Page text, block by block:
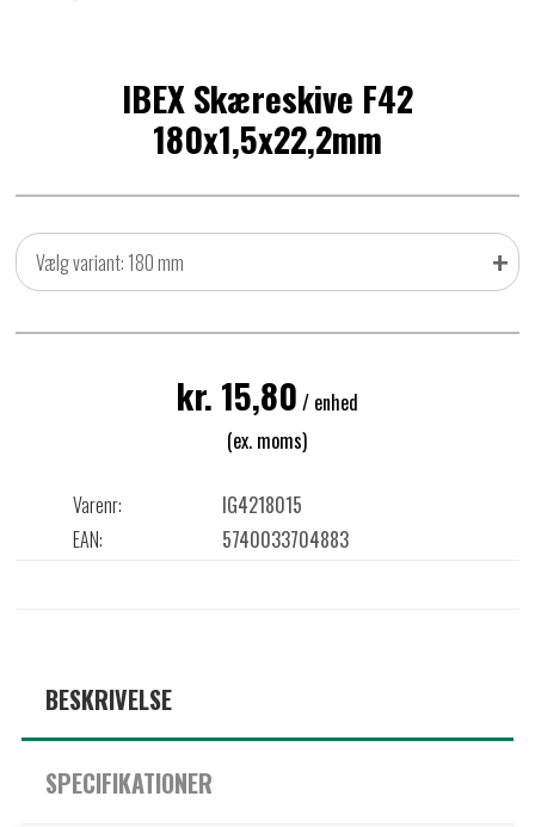
IBEX Skæreskive F42
180x1,5x22,2mm
Vælg variant: 180 mm +
kr. 15,80 / enhed
(ex. moms)
Varenr:
IG4218015
EAN:
5740033704883
BESKRIVELSE
SPECIFIKATIONER